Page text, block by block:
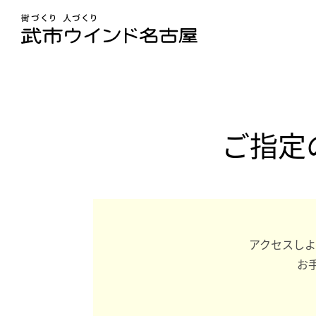
ご指
アクセスし
お